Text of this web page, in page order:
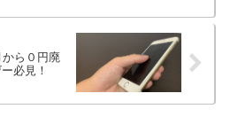
ら０円廃
必見！